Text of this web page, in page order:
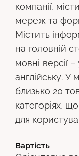
компанії,
мереж та
Містить
на головній
мовні версії
англійську. У
близько 20
категоріях,
для
Вартість